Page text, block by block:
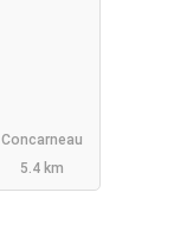
Concarneau
5.4 km